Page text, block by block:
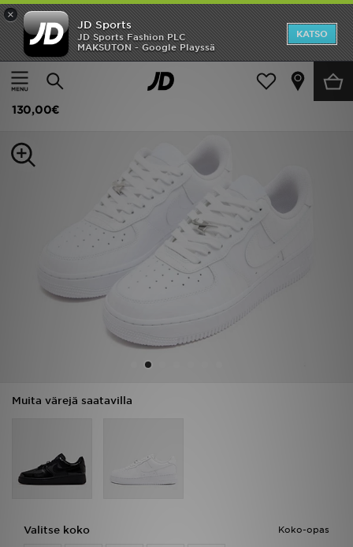
×
JD Sports
JD Sports Fashion PLC
MAKSUTON - Google Playssä
KATSO
Etusivu
Naiset Naisten kengät Tennarit
Nike Air Force 1 Low Naiset
130,00€
Muita värejä saatavilla
Koko-opas
Valitse koko
Etusivu
ALE
Miehet
Tuotemerkit
Minun JD
Asiakaspalvelu ja tietoa